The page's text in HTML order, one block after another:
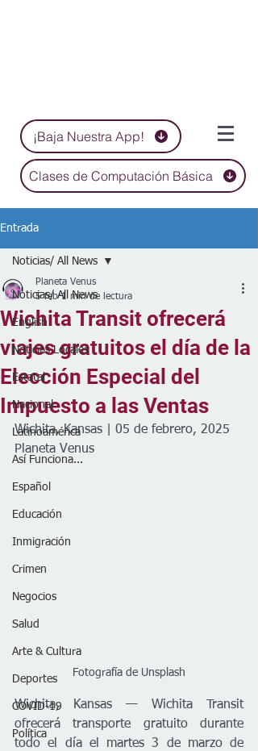
¡Baja Nuestra App!
Clases de Computación Básica
Entrada
Noticias/ All News
English
Noticias Locales
Estatal
Nacional
Latinoamérica
Así Funciona...
Español
Educación
Inmigración
Crimen
Negocios
Salud
Arte & Cultura
Deportes
COVID-19
Política
Noticias/ All News
Wichita Transit ofrecerá
viajes gratuitos el día de la
Elección Especial del
Impuesto a las Ventas
Planeta Venus
5 feb 1 min de lectura
Wichita, Kansas | 05 de febrero, 2025
Planeta Venus
Fotografía de Unsplash
Wichita, Kansas — Wichita Transit
ofrecerá transporte gratuito durante
todo el día el martes 3 de marzo de